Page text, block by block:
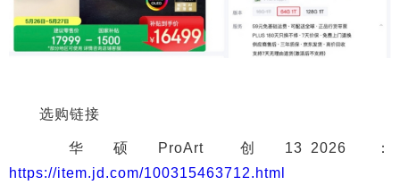
选购链接
华硕ProArt 创13 2026：
https://item.jd.com/100315463712.html